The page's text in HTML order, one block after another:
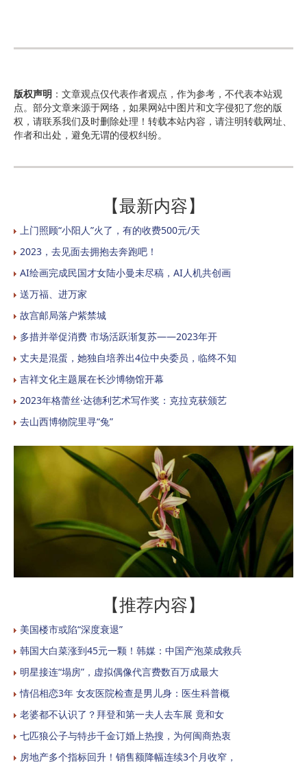
版权声明 ：文章观点仅代表作者观点，作为参考，不代表本站观
点。部分文章来源于网络，如果网站中图片和文字侵犯了您的版
权，请联系我们及时删除处理！转载本站内容，请注明转载网址、
作者和出处，避免无谓的侵权纠纷。
【最新内容】
上门照顾“小阳人”火了，有的收费500元/天
2023，去见面去拥抱去奔跑吧！
AI绘画完成民国才女陆小曼未尽稿，AI人机共创画
送万福、进万家
故宫邮局落户紫禁城
多措并举促消费 市场活跃渐复苏——2023年开
丈夫是混蛋，她独自培养出4位中央委员，临终不知
吉祥文化主题展在长沙博物馆开幕
2023年格蕾丝·达德利艺术写作奖：克拉克获颁艺
去山西博物院里寻“兔”
【推荐内容】
美国楼市或陷“深度衰退”
韩国大白菜涨到45元一颗！韩媒：中国产泡菜成救兵
明星接连“塌房”，虚拟偶像代言费数百万成最大
情侣相恋3年 女友医院检查是男儿身：医生科普概
老婆都不认识了？拜登和第一夫人去车展 竟和女
七匹狼公子与特步千金订婚上热搜，为何闽商热衷
房地产多个指标回升！销售额降幅连续3个月收窄，